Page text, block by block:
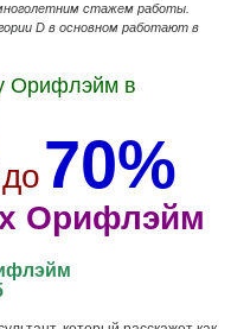
стажем работы.
D в основном работают в
Орифлэйм в
до70%
Орифлэйм